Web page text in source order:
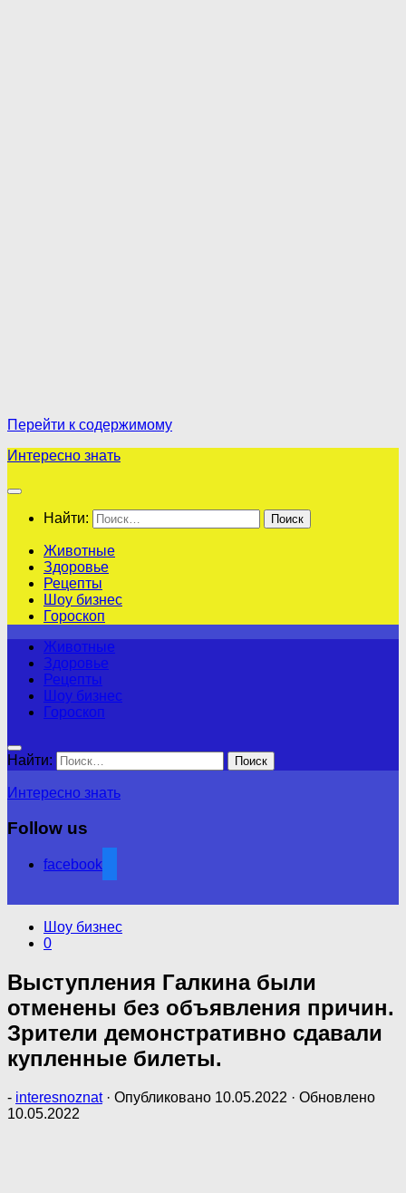
Перейти к содержимому
Интересно знать
Найти:
Животные
Здоровье
Рецепты
Шоу бизнес
Гороскоп
Животные
Здоровье
Рецепты
Шоу бизнес
Гороскоп
Найти:
Интересно знать
Follow us
facebook
Шоу бизнес
0
Выступления Галкина были
отменены без объявления причин.
Зрители демонстративно сдавали
купленные билеты.
- interesnoznat · Опубликовано 10.05.2022 · Обновлено
10.05.2022